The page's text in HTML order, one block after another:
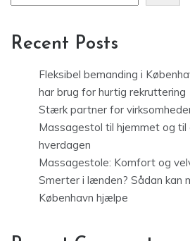
Recent Posts
Fleksibel bemanding i
har brug for hurtig rekruttering
Stærk partner for
Massagestol til hjemmet og
hverdagen
Massagestole: Komfort og
Smerter i lænden? Sådan kan
København hjælpe